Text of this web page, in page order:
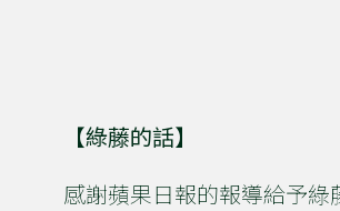
【綠藤的話】
感謝蘋果日報的報導給予